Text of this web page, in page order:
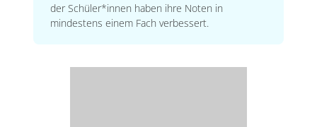
der Schüler*innen haben ihre Noten in
mindestens einem Fach verbessert.